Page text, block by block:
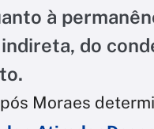
à
do
Moraes